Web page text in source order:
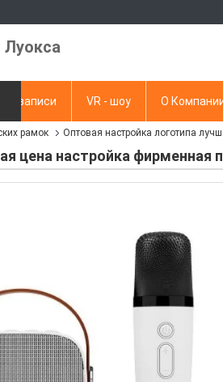
Луокса
VR - шоу О
рамок
Оптовая настройка логотипа
цена настройка